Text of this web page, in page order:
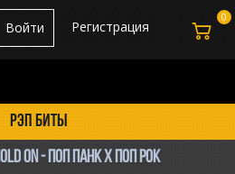
Регистрация
Войти
рэп биты
On - Поп Панк х Поп Рок
0